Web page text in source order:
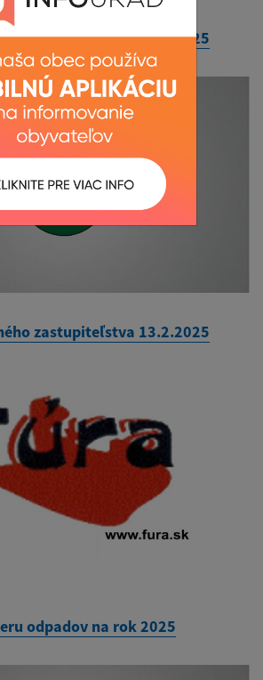
zastupiteľstva 18.3.2025
zastupiteľstva 13.2.2025
odpadov na rok 2025